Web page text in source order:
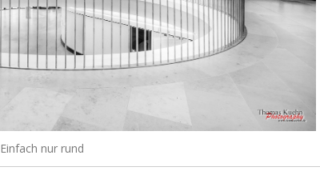
Einfach nur rund